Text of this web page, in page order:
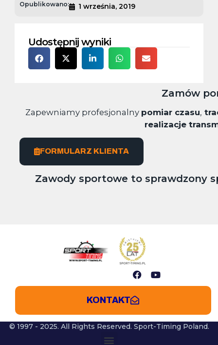
Opublikowano: 1 września, 2019
Udostępnij wyniki
Zamów
Zapewniamy profesjonalny pomiar czasu,
realizacje
FORMULARZ KLIENTA
Zawody sportowe to sprawdzony
KONTAKT
© 1997 - 2025. All Rights Reserved. Sport-Timing Poland.